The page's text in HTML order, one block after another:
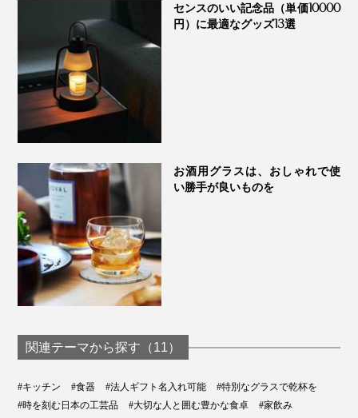
磨き直しサービスもあり。詳細は保証書の二次元コードにあるメールアドレスで
連絡を
モダンなブラックのBOX入り。お酒好きのあの人にプレ
ゼントしたら、喜ばれそう。
センスのいい記念品（単価10000
円）に最適なグッズ13選
お酒用グラスは、おしゃれで使
い勝手が良いものを
関連テーマから探す（11）
#キッチン #食器 #法人ギフト名入れ可能
#特別なグラスで乾杯を
#時を刻む日本の工芸品
#大切な人と囲む豊かな食卓 #家飲み